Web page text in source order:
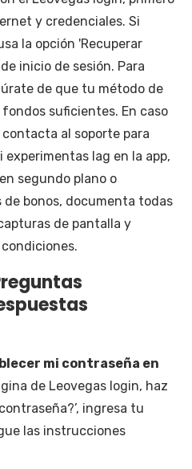
y credenciales. Si
la opción 'Recuperar
inicio de sesión. Para
de que tu método de
suficientes. En caso
al soporte para
lag en la app,
segundo plano o
bonos, documenta todas
de pantalla y
mi contraseña en
de Leovegas login, haz
ingresa tu
las instrucciones